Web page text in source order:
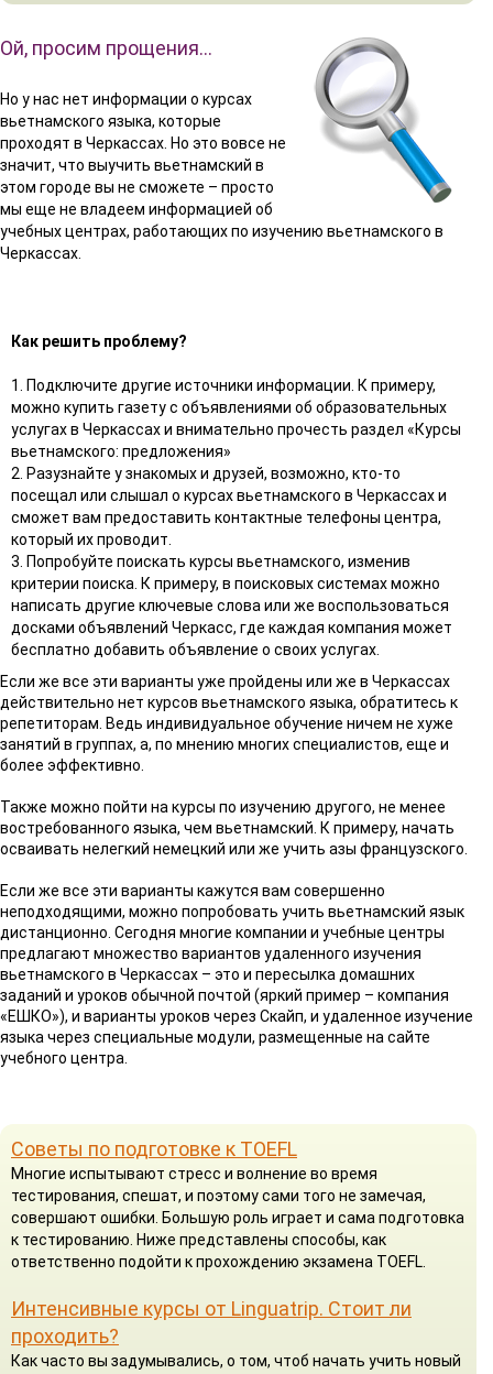
Ой, просим прощения…
Но у нас нет информации о курсах
вьетнамского языка, которые
проходят в Черкассах. Но это вовсе не
значит, что выучить вьетнамский в
этом городе вы не сможете – просто
мы еще не владеем информацией об
учебных центрах, работающих по изучению вьетнамского в
Черкассах.
Как решить проблему?
1. Подключите другие источники информации. К примеру,
можно купить газету с объявлениями об образовательных
услугах в Черкассах и внимательно прочесть раздел «Курсы
вьетнамского: предложения»
2. Разузнайте у знакомых и друзей, возможно, кто-то
посещал или слышал о курсах вьетнамского в Черкассах и
сможет вам предоставить контактные телефоны центра,
который их проводит.
3. Попробуйте поискать курсы вьетнамского, изменив
критерии поиска. К примеру, в поисковых системах можно
написать другие ключевые слова или же воспользоваться
досками объявлений Черкасс, где каждая компания может
бесплатно добавить объявление о своих услугах.
Если же все эти варианты уже пройдены или же в Черкассах
действительно нет курсов вьетнамского языка, обратитесь к
репетиторам. Ведь индивидуальное обучение ничем не хуже
занятий в группах, а, по мнению многих специалистов, еще и
более эффективно.
Также можно пойти на курсы по изучению другого, не менее
востребованного языка, чем вьетнамский. К примеру, начать
осваивать нелегкий немецкий или же учить азы французского.
Если же все эти варианты кажутся вам совершенно
неподходящими, можно попробовать учить вьетнамский язык
дистанционно. Сегодня многие компании и учебные центры
предлагают множество вариантов удаленного изучения
вьетнамского в Черкассах – это и пересылка домашних
заданий и уроков обычной почтой (яркий пример – компания
«ЕШКО»), и варианты уроков через Скайп, и удаленное изучение
языка через специальные модули, размещенные на сайте
учебного центра.
Советы по подготовке к TOEFL
Многие испытывают стресс и волнение во время
тестирования, спешат, и поэтому сами того не замечая,
совершают ошибки. Большую роль играет и сама подготовка
к тестированию. Ниже представлены способы, как
ответственно подойти к прохождению экзамена TOEFL.
Интенсивные курсы от Linguatrip. Стоит ли
проходить?
Как часто вы задумывались, о том, чтоб начать учить новый